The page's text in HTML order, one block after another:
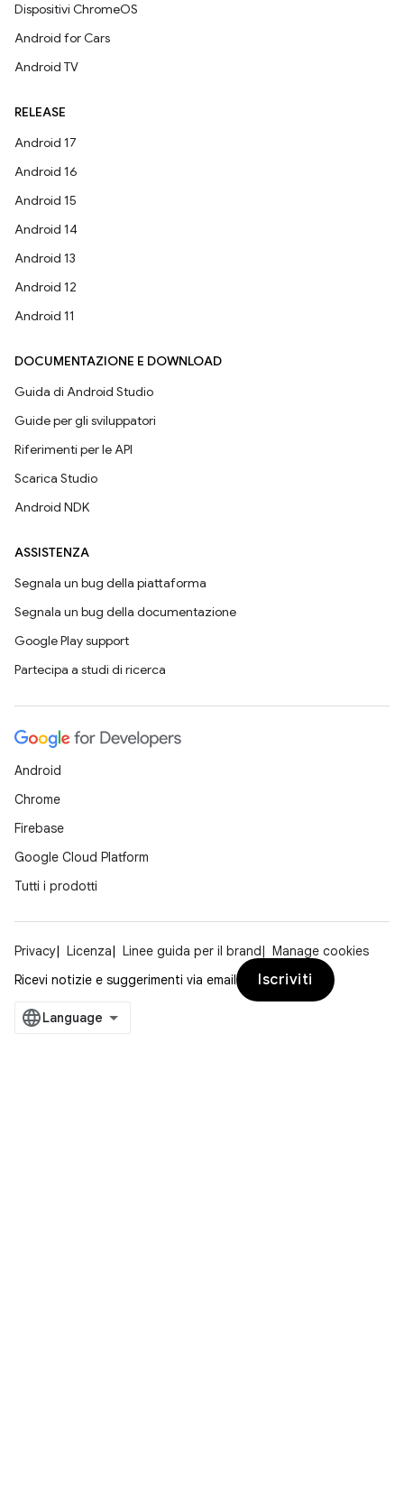
Dispositivi ChromeOS
Android for Cars
Android TV
RELEASE
Android 17
Android 16
Android 15
Android 14
Android 13
Android 12
Android 11
DOCUMENTAZIONE E DOWNLOAD
Guida di Android Studio
Guide per gli sviluppatori
Riferimenti per le API
Scarica Studio
Android NDK
ASSISTENZA
Segnala un bug della piattaforma
Segnala un bug della documentazione
Google Play support
Partecipa a studi di ricerca
Android
Chrome
Firebase
Google Cloud Platform
Tutti i prodotti
Privacy Licenza Linee guida per il brand
Manage cookies
Ricevi notizie e suggerimenti via email
Iscriviti